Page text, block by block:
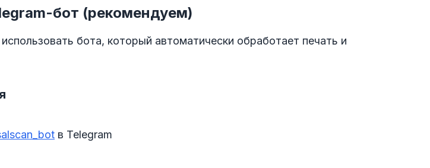
бот (рекомендуем)
бота, который автоматически обработает печать и
в Telegram